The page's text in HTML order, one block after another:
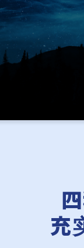
充